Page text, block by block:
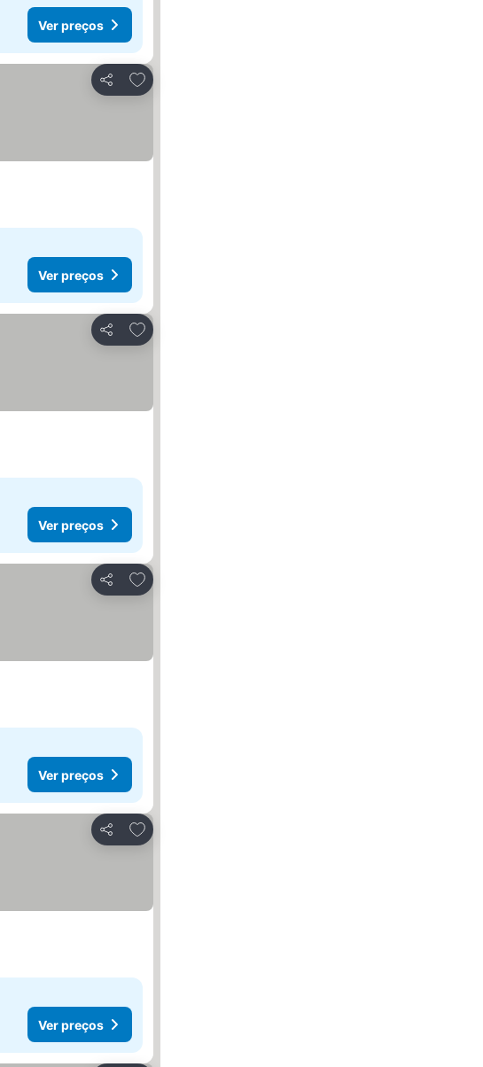
Ver preços
Partilhar
Adicionar aos favoritos
Ver preços
Partilhar
Adicionar aos favoritos
Ver preços
Partilhar
Adicionar aos favoritos
Ver preços
Partilhar
Adicionar aos favoritos
Ver preços